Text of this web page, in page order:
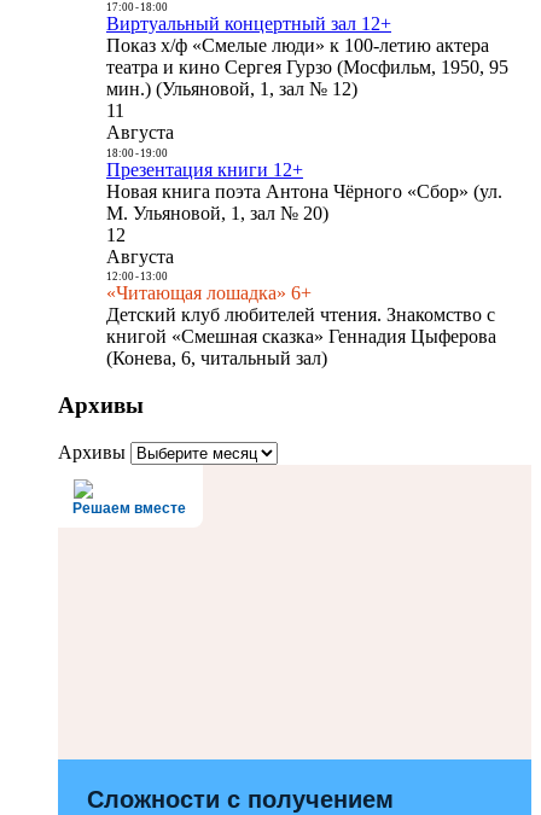
17:00- 18:00
Виртуальный концертный зал 12+
Показ х/ф «Смелые люди» к 100-летию актера
театра и кино Сергея Гурзо (Мосфильм, 1950, 95
мин.) (Ульяновой, 1, зал № 12)
11
Августа
18:00- 19:00
Презентация книги 12+
Новая книга поэта Антона Чёрного «Сбор» (ул.
М. Ульяновой, 1, зал № 20)
12
Августа
12:00- 13:00
«Читающая лошадка» 6+
Детский клуб любителей чтения. Знакомство с
книгой «Смешная сказка» Геннадия Цыферова
(Конева, 6, читальный зал)
Архивы
Архивы
Решаем вместе
Сложности с получением